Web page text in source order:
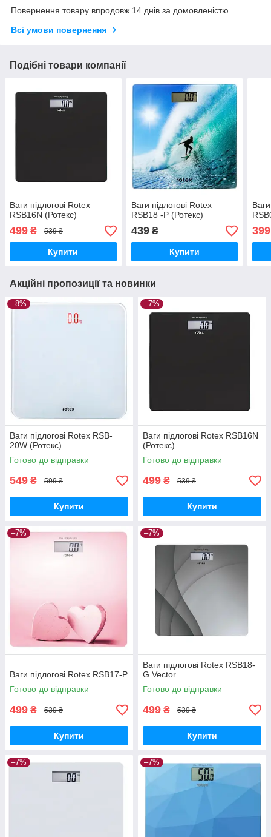
Повернення товару впродовж 14 днів за домовленістю
Всі умови повернення
Подібні товари компанії
Ваги підлогові Rotex
RSB16N (Ротекс)
499 ₴ 539 ₴
Купити
Ваги підлогові Rotex
RSB18 -P (Ротекс)
439₴
Купити
399
Акційні пропозиції та новинки
–8%
Ваги підлогові Rotex RSB-
20W (Ротекс)
Готово до відправки
549 ₴ 599 ₴
Купити
–7%
Ваги підлогові Rotex RSB16N
(Ротекс)
Готово до відправки
499 ₴ 539 ₴
Купити
–7%
Ваги підлогові Rotex RSB17-P
Готово до відправки
499 ₴ 539 ₴
Купити
–7%
Ваги підлогові Rotex RSB18-
G Vector
Готово до відправки
499 ₴ 539 ₴
Купити
–7% –7%